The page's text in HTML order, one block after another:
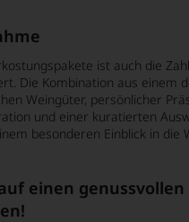
ist auch die
Die Kombination aus einem
Weingüter, persönlicher
und einer kuratierten
besonderen Einblick in die
einen genussvollen